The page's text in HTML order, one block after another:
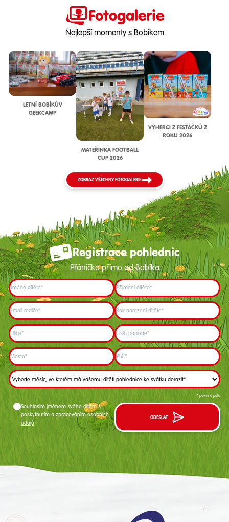
Fotogalerie
Nejlepší momenty s Bobíkem
LETNÍ BOBÍKŮV
GEEKCAMP
MATEŘINKA FOOTBALL
CUP 2026
VÝHERCI Z FESŤÁČKŮ Z
ROKU 2026
ZOBRAZ VŠECHNY FOTOGALERIE
Registrace pohlednic
Přáníčka přímo od Bobíka
Jméno dítěte* Příjmení dítěte*
Email rodiče* Rok narození dítěte*
Ulice* Číslo popisné*
Město* PSČ*
* povinné pole
Souhlasím jménem svého dítěte s
poskytnutím a zpracováním osobních
údajů
ODESLAT